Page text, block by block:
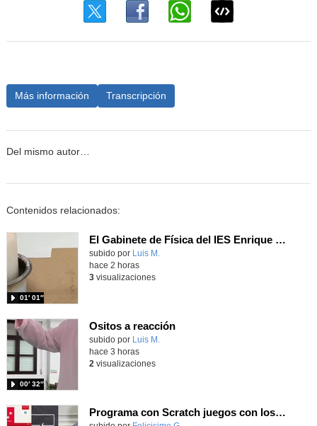
Más información Transcripción
Del mismo autor…
Contenidos relacionados:
El Gabinete de Física del IES Enrique Tierno Galván de Parla (Curso 25-26)
Contenido educativo.
subido por Luis M.
01′ 01″
hace 2 horas
3visualizaciones
Ositos a reacción
Contenido educativo.
subido por Luis M.
00′ 32″
hace 3 horas
2 visualizaciones
Programa con Scratch juegos con los partidos del mundial 2026 ganados por España